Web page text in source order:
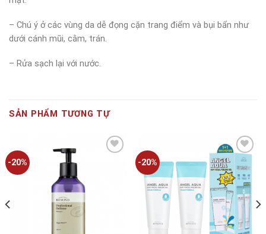
– Chú ý ở các vùng da dễ đọng cặn trang điểm và bụi bẩn như
dưới cánh mũi, cằm, trán.
– Rửa sạch lại với nước.
SẢN PHẨM TƯƠNG TỰ
-20% -20%
Add to
wishlist